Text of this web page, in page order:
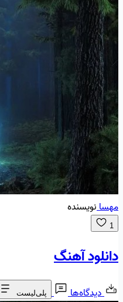
مهسانویسنده
1
دانلود آهنگ
دیدگاه‌ها پلی‌لیست